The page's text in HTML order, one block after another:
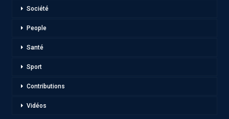
Société
People
Santé
Sport
Contributions
Vidéos